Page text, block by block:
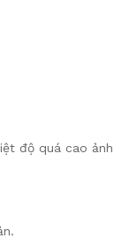
độ quá cao ảnh